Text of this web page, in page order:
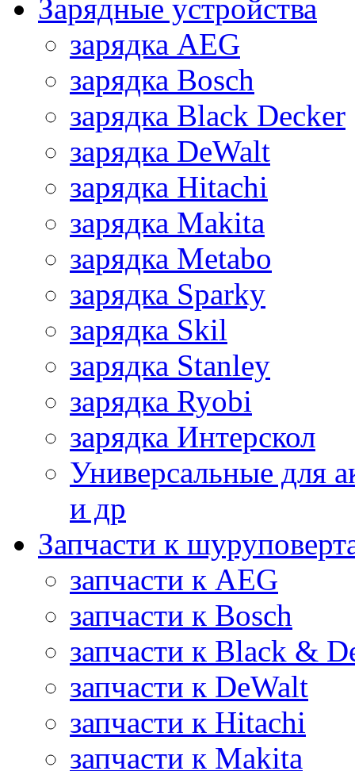
Зарядные устройства
зарядка AEG
зарядка Bosch
зарядка Black Decker
зарядка DeWalt
зарядка Hitachi
зарядка Makita
зарядка Metabo
зарядка Sparky
зарядка Skil
зарядка Stanley
зарядка Ryobi
зарядка Интерскол
Универсальные для
и др
Запчасти к
запчасти к AEG
запчасти к Bosch
запчасти к Black &
запчасти к DeWalt
запчасти к Hitachi
запчасти к Makita